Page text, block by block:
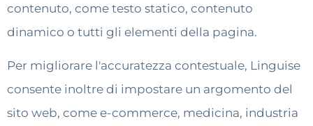
contenuto, come testo statico, contenuto
dinamico o tutti gli elementi della pagina.
Per migliorare l'accuratezza contestuale, Linguise
consente inoltre di impostare un argomento del
sito web, come e-commerce, medicina, industria